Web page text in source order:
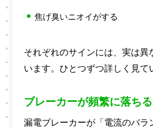
焦げ臭いニオイがする
それぞれのサインには、実は異
います。ひとつずつ詳しく見て
ブレーカーが頻繁に落ちる
漏電ブレーカーが「電流のバラ